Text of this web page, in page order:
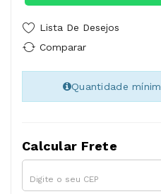
Lista De Desejos
Comparar
Quantidade
Calcular Frete